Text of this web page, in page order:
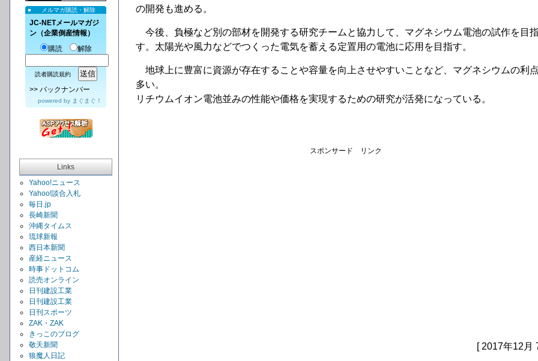
メルマガ購読・解除
JC-NETメールマガジ
ン（企業倒産情報）
購読
解除
読者購読規約
>> バックナンバー
powered by まぐまぐ！
Links
Yahoo!ニュース
Yahoo!談合入札
毎日.jp
長崎新聞
沖縄タイムス
琉球新報
西日本新聞
産経ニュース
時事ドットコム
読売オンライン
日刊建設工業
日刊建設工業
日刊スポーツ
ZAK・ZAK
きっこのブログ
敬天新聞
狼魔人日記
の開発も進める。
今後、負極など別の部材を開発する研究チームと協力して、マグネシウム電池の試作を目
す。太陽光や風力などでつくった電気を蓄える定置用の電池に応用を目指す。
地球上に豊富に資源が存在することや容量を向上させやすいことなど、マグネシウムの利
多い。
リチウムイオン電池並みの性能や価格を実現するための研究が活発になっている。
スポンサード リンク
[ 2017年12月